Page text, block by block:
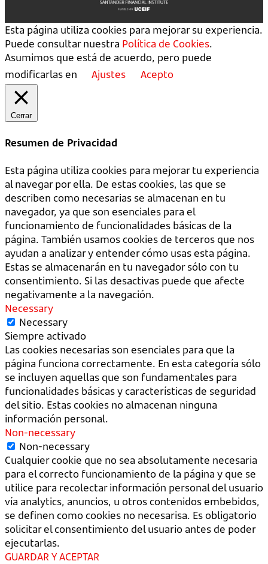
Esta página utiliza cookies para mejorar su experiencia.
Puede consultar nuestra Política de Cookies.
Asumimos que está de acuerdo, pero puede
modificarlas en
Ajustes Acepto
Cerrar
Resumen de Privacidad
Esta página utiliza cookies para mejorar tu experiencia
al navegar por ella. De estas cookies, las que se
describen como necesarias se almacenan en tu
navegador, ya que son esenciales para el
funcionamiento de funcionalidades básicas de la
página. También usamos cookies de terceros que nos
ayudan a analizar y entender cómo usas esta página.
Estas se almacenarán en tu navegador sólo con tu
consentimiento. Si las desactivas puede que afecte
negativamente a la navegación.
Necessary
Necessary
Siempre activado
Las cookies necesarias son esenciales para que la
página funciona correctamente. En esta categoría sólo
se incluyen aquellas que son fundamentales para
funcionalidades básicas y características de seguridad
del sitio. Estas cookies no almacenan ninguna
información personal.
Non-necessary
Non-necessary
Cualquier cookie que no sea absolutamente necesaria
para el correcto funcionamiento de la página y que se
utilice para recolectar información personal del usuario
vía analytics, anuncios, u otros contenidos embebidos,
se definen como cookies no necesarisa. Es obligatorio
solicitar el consentimiento del usuario antes de poder
ejecutarlas.
GUARDAR Y ACEPTAR